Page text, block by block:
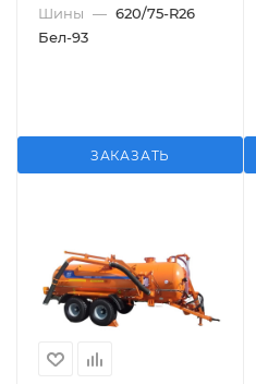
Шины — 620/75-R26
Бел-93
ЗАКАЗАТЬ